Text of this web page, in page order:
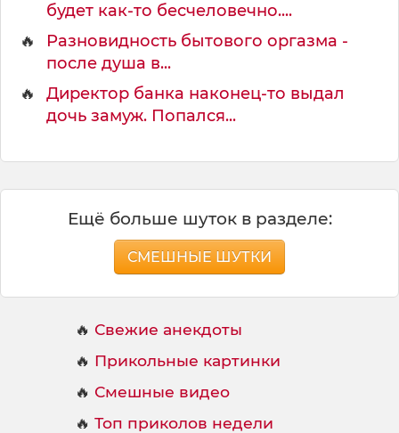
будет как-то бесчеловечно....
🔥
Разновидность бытового оргазма -
после душа в...
🔥
Директор банка наконец-то выдал
дочь замуж. Попался...
Ещё больше шуток в разделе:
СМЕШНЫЕ ШУТКИ
🔥 Свежие анекдоты
🔥 Прикольные картинки
🔥 Смешные видео
🔥 Топ приколов недели